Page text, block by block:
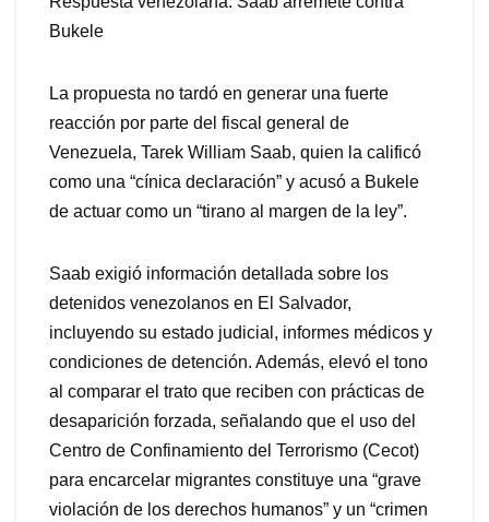
Bukele
La propuesta no tardó en generar una fuerte
reacción por parte del fiscal general de
Venezuela, Tarek William Saab, quien la calificó
como una “cínica declaración” y acusó a Bukele
de actuar como un “tirano al margen de la ley”.
Saab exigió información detallada sobre los
detenidos venezolanos en El Salvador,
incluyendo su estado judicial, informes médicos y
condiciones de detención. Además, elevó el tono
al comparar el trato que reciben con prácticas de
desaparición forzada, señalando que el uso del
Centro de Confinamiento del Terrorismo (Cecot)
para encarcelar migrantes constituye una “grave
violación de los derechos humanos” y un “crimen